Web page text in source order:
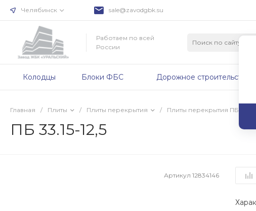
Челябинск sale@zavodgbk.su
Работаем по всей
России
Колодцы Блоки ФБС Дорожное строительство
Главная / Плиты / Плиты перекрытия / Плиты перекрытия ПБ
ПБ 33.15-12,5
Артикул12834146